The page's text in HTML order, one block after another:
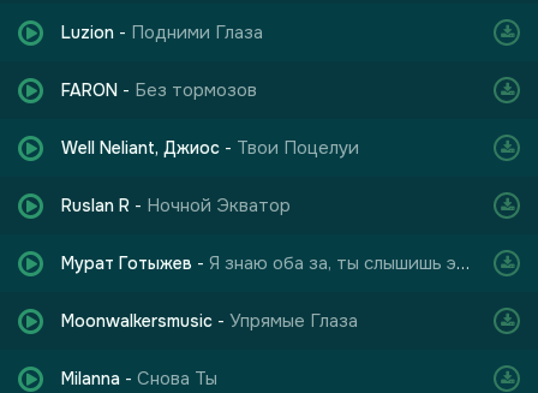
Luzion - Подними Глаза
FARON - Без тормозов
Well Neliant, Джиос - Твои Поцелуи
Ruslan R - Ночной Экватор
Мурат Готыжев - Я знаю оба за, ты слышишь эти голоса
Moonwalkersmusic - Упрямые Глаза
Milanna - Снова Ты
Кавказ